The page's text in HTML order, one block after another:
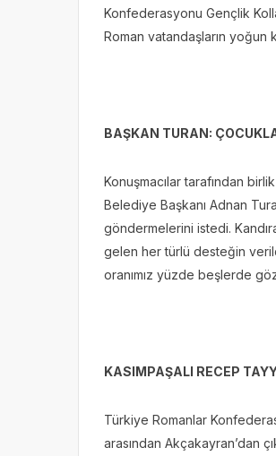
Konfederasyonu Gençlik
Roman vatandaşların yoğun
BAŞKAN TURAN:
Konuşmacılar tarafından
Belediye Başkanı Adnan
göndermelerini istedi.
gelen her türlü desteğin
oranımız yüzde beşlerde
KASIMPAŞALI RECEP
Türkiye Romanlar
arasından Akçakayran’dan